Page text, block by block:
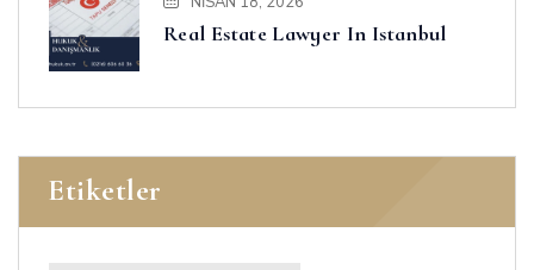
Real Estate Lawyer In Istanbul
Etiketler